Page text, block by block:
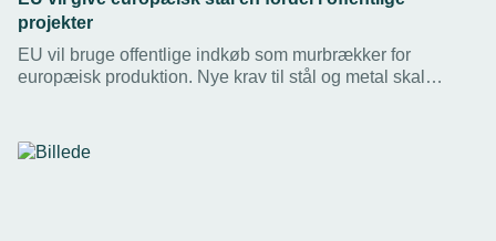
projekter
EU vil bruge offentlige indkøb som murbrækker for
europæisk produktion. Nye krav til stål og metal skal